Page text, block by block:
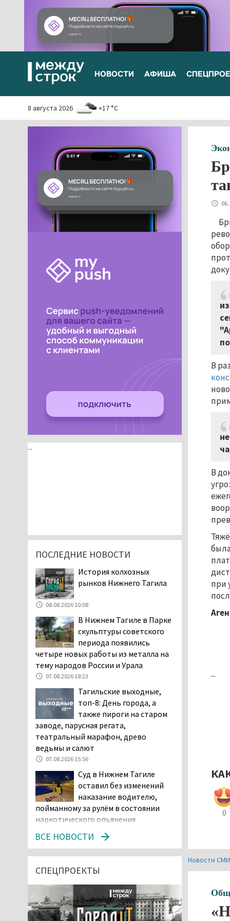
НОВОСТИ АФИША
8 августа 2026 +17 °C
В
В
при
...
0
Новости
...
ПОСЛЕДНИЕ НОВОСТИ
История колхозных
рынков Нижнего Тагила
08.08.2026 10:08
В Нижнем Тагиле в Парке
скульптуры советского
периода появились
четыре новых работы из металла на
тему народов России и Урала
07.08.2026 18:23
Тагильские выходные,
топ-8: День города, а
также пироги на старом
заводе, парусная регата,
театральный марафон, древо
ведьмы и салют
07.08.2026 15:56
Суд в Нижнем Тагиле
оставил без изменений
наказание водителю,
пойманному за рулём в состоянии
наркотического опьянения
ДТП под Екатеринбургом
Тагильские спасатели
проникли в квартиру
через балкон, чтобы
ВСЕ НОВОСТИ
СПЕЦПРОЕКТЫ